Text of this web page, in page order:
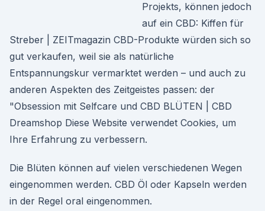
Projekts, können jedoch
auf ein CBD: Kiffen für
Streber | ZEITmagazin CBD-Produkte würden sich so
gut verkaufen, weil sie als natürliche
Entspannungskur vermarktet werden – und auch zu
anderen Aspekten des Zeitgeistes passen: der
"Obsession mit Selfcare und CBD BLÜTEN | CBD
Dreamshop Diese Website verwendet Cookies, um
Ihre Erfahrung zu verbessern.
Die Blüten können auf vielen verschiedenen Wegen
eingenommen werden. CBD Öl oder Kapseln werden
in der Regel oral eingenommen.